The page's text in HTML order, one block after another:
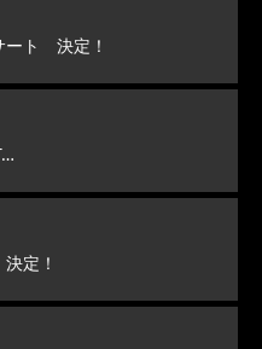
ート 決定！
定！